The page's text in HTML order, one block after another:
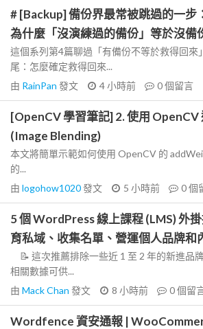
# [Backup] 備份界最常被跳過的一步
為什麼「沒演練過的備份」等於沒備
這個系列第4篇聊過「有備份不等於救得回來
尾：怎麼確定救得回來...
由 RainPan 發文 4 小時前 0個留言
[OpenCV 學習筆記] 2. 使用 OpenCV
(Image Blending)
本文將簡單示範如何使用 OpenCV 的
的...
由 logohow1020發文 5 小時前 0個
5 個 WordPress 線上課程 (LMS) 外
育私域、收集名單、營運個人品牌和
📝 這次推薦排除一些近 1 至 2 年的新進品
相關數據可供...
由 Mack Chan 發文 8 小時前 0個留
Wordfence 資安通報 |